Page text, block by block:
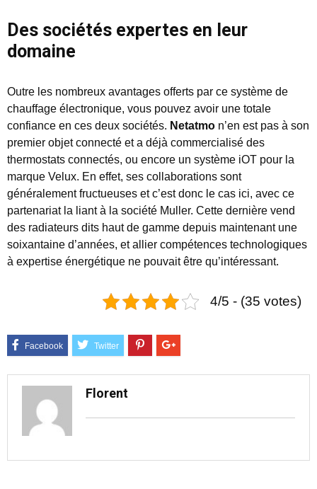
Des sociétés expertes en leur
domaine
Outre les nombreux avantages offerts par ce système de
chauffage électronique, vous pouvez avoir une totale
confiance en ces deux sociétés. Netatmo n’en est pas à son
premier objet connecté et a déjà commercialisé des
thermostats connectés, ou encore un système iOT pour la
marque Velux. En effet, ses collaborations sont
généralement fructueuses et c’est donc le cas ici, avec ce
partenariat la liant à la société Muller. Cette dernière vend
des radiateurs dits haut de gamme depuis maintenant une
soixantaine d’années, et allier compétences technologiques
à expertise énergétique ne pouvait être qu’intéressant.
4/5 - (35 votes)
Florent